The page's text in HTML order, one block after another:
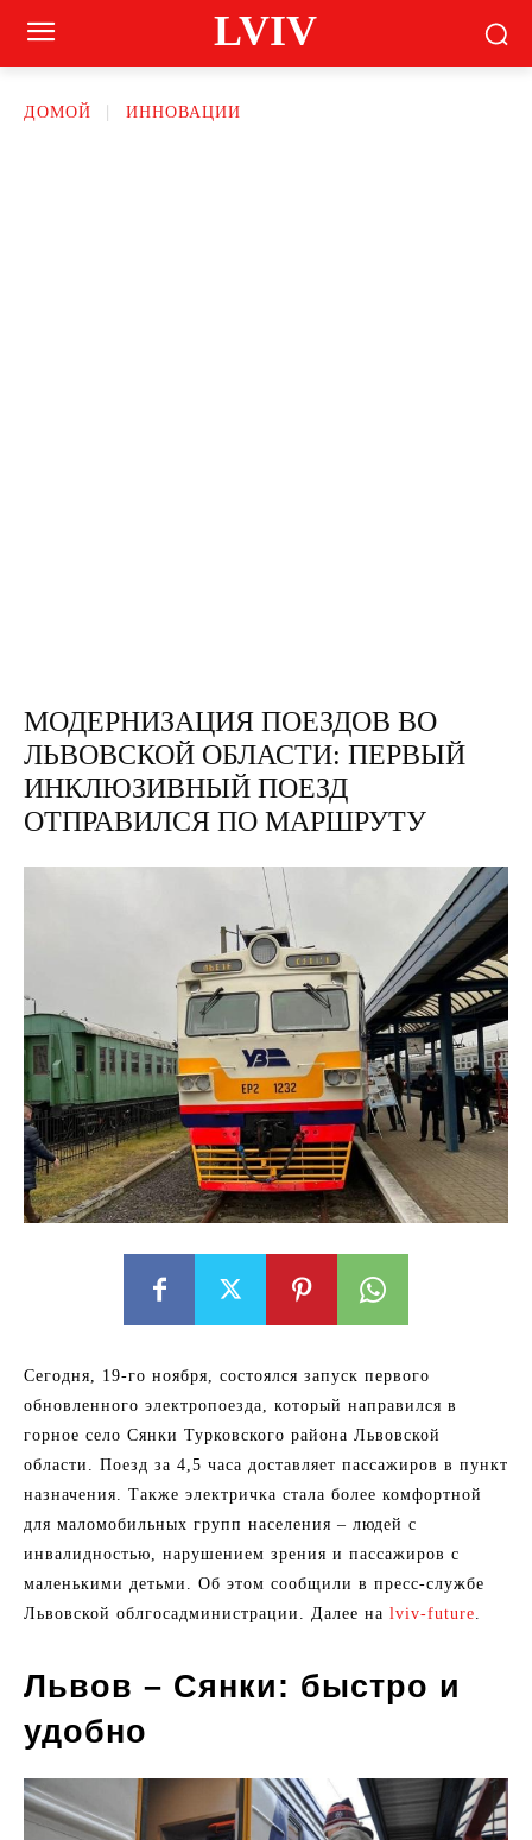
LVIV
ДОМОЙ ИННОВАЦИИ
МОДЕРНИЗАЦИЯ ПОЕЗДОВ ВО
ЛЬВОВСКОЙ ОБЛАСТИ: ПЕРВЫЙ
ИНКЛЮЗИВНЫЙ ПОЕЗД
ОТПРАВИЛСЯ ПО МАРШРУТУ
Сегодня, 19-го ноября, состоялся запуск первого
обновленного электропоезда, который направился в
горное село Сянки Турковского района Львовской
области. Поезд за 4,5 часа доставляет пассажиров в пункт
назначения. Также электричка стала более комфортной
для маломобильных групп населения – людей с
инвалидностью, нарушением зрения и пассажиров с
маленькими детьми. Об этом сообщили в пресс-службе
Львовской облгосадминистрации. Далее на lviv-future.
Львов – Сянки: быстро и
удобно